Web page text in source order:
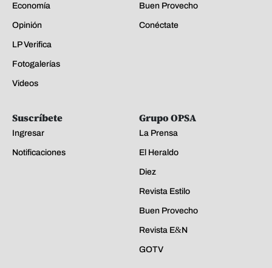
Economía
Opinión
LP Verifica
Fotogalerías
Videos
Buen Provecho
Conéctate
Suscríbete
Ingresar
Notificaciones
Grupo OPSA
La Prensa
El Heraldo
Diez
Revista Estilo
Buen Provecho
Revista E&N
GOTV